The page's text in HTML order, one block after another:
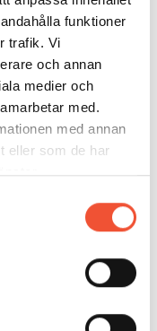
funktioner
trafik. Vi
och annan
medier och
med.
med annan
eller som de har
har det
kallasaustenit
stelnande
del 4,